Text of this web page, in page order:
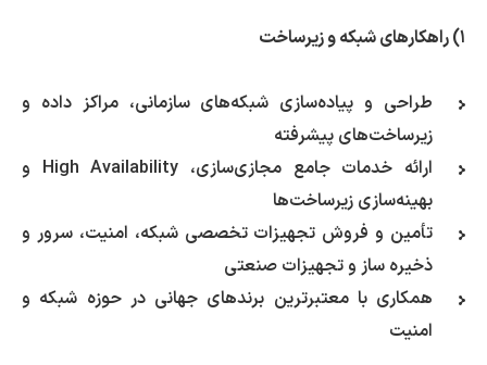
۱) راهکارهای شبکه و زیرساخت
طراحی و پیاده‌سازی شبکه‌های سازمانی، مراکز داده و
زیرساخت‌های پیشرفته
ارائه خدمات جامع مجازی‌سازی، High Availability و
بهینه‌سازی زیرساخت‌ها
تأمین و فروش تجهیزات تخصصی شبکه، امنیت، سرور و
ذخیره ساز و تجهیزات صنعتی
همکاری با معتبرترین برندهای جهانی در حوزه شبکه و
امنیت